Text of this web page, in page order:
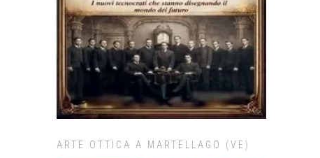
ARTE OTTICA A MARTELLAGO (VE)